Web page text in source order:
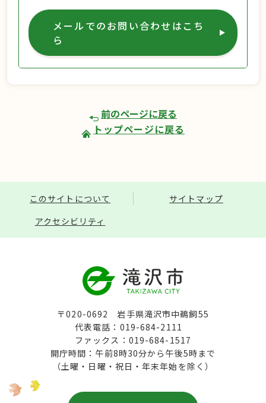
メールでのお問い合わせはこち
ら
前のページに戻る
トップページに戻る
このサイトについて
サイトマップ
アクセシビリティ
〒020-0692 岩手県滝沢市中鵜飼55
代表電話：019-684-2111
ファックス：019-684-1517
開庁時間：午前8時30分から午後5時まで
（土曜・日曜・祝日・年末年始を除く）